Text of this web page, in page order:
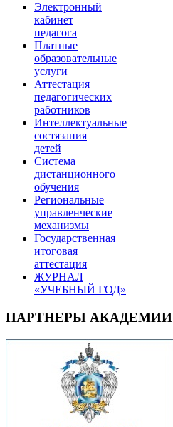
Электронный
кабинет
педагога
Платные
образовательные
услуги
Аттестация
педагогических
работников
Интеллектуальные
состязания
детей
Система
дистанционного
обучения
Региональные
управленческие
механизмы
Государственная
итоговая
аттестация
ЖУРНАЛ
«УЧЕБНЫЙ ГОД»
ПАРТНЕРЫ АКАДЕМИИ